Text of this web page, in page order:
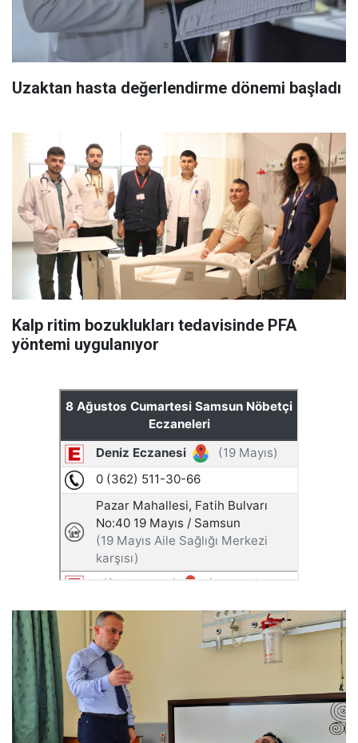
Uzaktan hasta değerlendirme dönemi başladı
Kalp ritim bozuklukları tedavisinde PFA
yöntemi uygulanıyor